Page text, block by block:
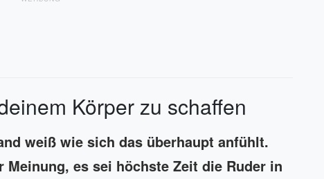
Körper zu schaffen
weiß wie sich das überhaupt anfühlt.
es sei höchste Zeit die Ruder in